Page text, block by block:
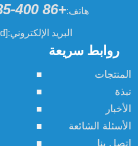
روابط سريعة
المنتجات
نبذة
الأخبار
الأسئلة الشائعة
اتصل بنا
هاتف:+86 400-885-9599
البريد الإلكتروني:[email protected]